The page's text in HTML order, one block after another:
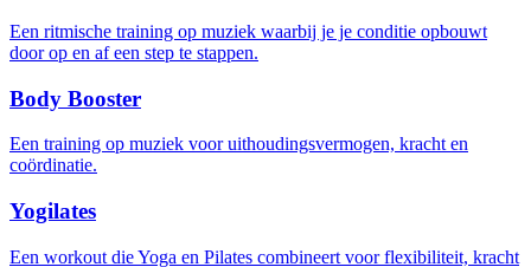
Een ritmische training op muziek waarbij je je conditie opbouwt
door op en af een step te stappen.
Body Booster
Een training op muziek voor uithoudingsvermogen, kracht en
coördinatie.
Yogilates
Een workout die Yoga en Pilates combineert voor flexibiliteit, kracht